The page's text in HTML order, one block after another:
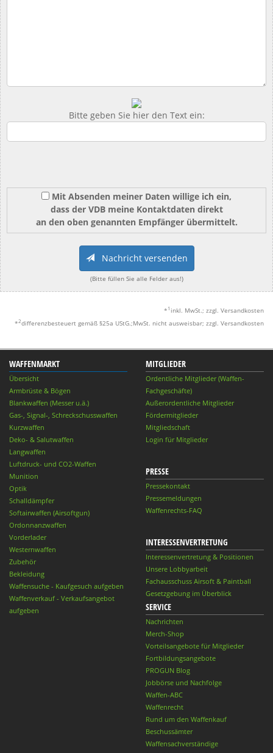
Bitte geben Sie hier den Text ein:
Mit Absenden meiner Daten willige ich ein,
dass der VDB meine Kontaktdaten direkt
an den oben genannten Empfänger übermittelt.
Nachricht versenden
(Bitte füllen Sie alle Felder aus!)
* 1 inkl. MwSt.; zzgl. Versandkosten
*2differenzbesteuert gemäß §25a UStG.;MwSt. nicht ausweisbar; zzgl. Versandkosten
WAFFENMARKT
Übersicht
Armbrüste & Bögen
Blankwaffen (Messer u.ä.)
Gas-, Signal-, Schreckschusswaffen
Kurzwaffen
Deko- & Salutwaffen
Langwaffen
Luftdruck- und CO2-Waffen
Munition
Optik
Schalldämpfer
Softairwaffen (Airsoftgun)
Ordonnanzwaffen
Vorderlader
Westernwaffen
Zubehör
Bekleidung
Waffensuche - Kaufgesuch aufgeben
Waffenverkauf - Verkaufsangebot
aufgeben
MITGLIEDER
Ordentliche Mitglieder (Waffen-
Fachgeschäfte)
Außerordentliche Mitglieder
Fördermitglieder
Mitgliedschaft
Login für Mitglieder
PRESSE
Pressekontakt
Pressemeldungen
Waffenrechts-FAQ
INTERESSENVERTRETUNG
Interessenvertretung & Positionen
Unsere Lobbyarbeit
Fachausschuss Airsoft & Paintball
Gesetzgebung im Überblick
SERVICE
Nachrichten
Merch-Shop
Vorteilsangebote für Mitglieder
Fortbildungsangebote
PROGUN Blog
Jobbörse und Nachfolge
Waffen-ABC
Waffenrecht
Rund um den Waffenkauf
Beschussämter
Waffensachverständige